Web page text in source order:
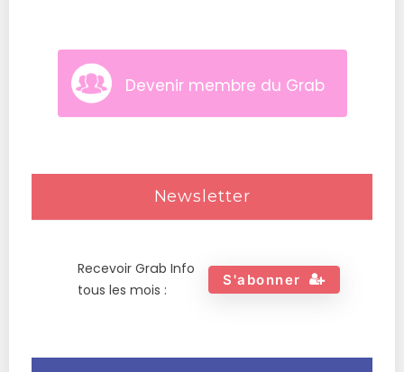
Devenir membre du Grab
Newsletter
Recevoir Grab Info
tous les mois :
S'abonner